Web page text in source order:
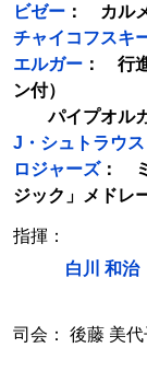
ビゼー ： カル
チャイコフスキ
エルガー ： 行
ン付）
パイプオルガ
J・シュトラウス
ロジャーズ： ミ
ジック」メドレ
指揮：
白川 和治
司会： 後藤 美